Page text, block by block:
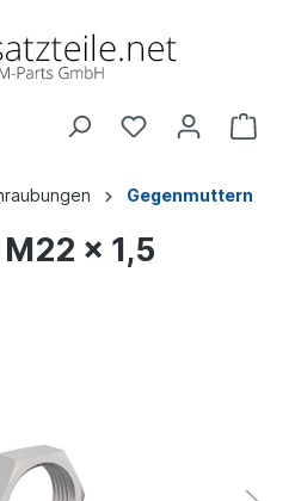
Gegenmuttern
x 1,5